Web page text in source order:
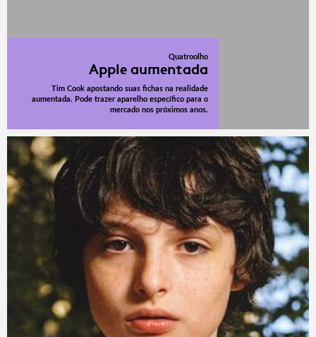
Quatroolho
Apple aumentada
Tim Cook apostando suas fichas na realidade
aumentada. Pode trazer aparelho específico para o
mercado nos próximos anos.